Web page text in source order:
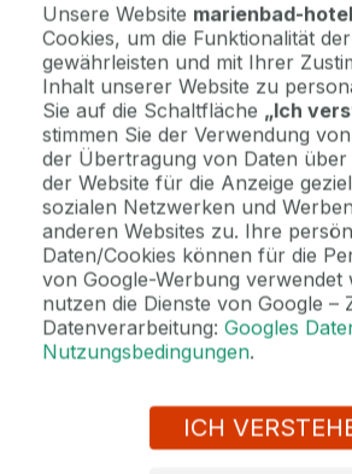
Machen Sie Freude mit einem
Jetzt bezahlen Sie gar nichts.
Die Zahlungsmodalitäten erhalten Sie
per E-Mail.
2 Gründe, bei uns zu buchen
Bonus zur Buchung
Genießen Sie Marienbad in vollen Zügen
Bonusen zu jeder Reservierung!
Sind Sie unsicher bei
Unsere Website marienbad-
Cookies, um die Funktionalität
gewährleisten und mit Ihrer
Inhalt unserer Website zu
Sie auf die Schaltfläche „Ich
stimmen Sie der Verwendung
der Übertragung von Daten über
der Website für die Anzeige
sozialen Netzwerken und
anderen Websites zu. Ihre
Daten/Cookies können für die
von Google-Werbung verwendet
nutzen die Dienste von Google –
Datenverarbeitung: Googles
Nutzungsbedingungen.
ICH